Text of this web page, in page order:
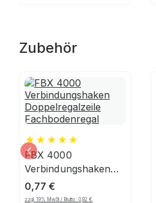
Zubehör
FBX 4000
Verbindungshaken
Doppelregalzeile
Fachbodenregal
0,77€
zzgl. 19% MwSt / Brutto :0,92€